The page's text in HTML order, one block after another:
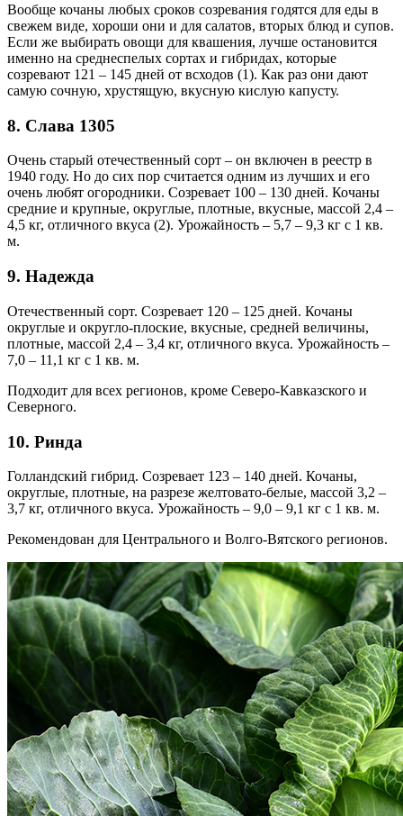
Вообще кочаны любых сроков созревания годятся для еды в
свежем виде, хороши они и для салатов, вторых блюд и супов.
Если же выбирать овощи для квашения, лучше остановится
именно на среднеспелых сортах и гибридах, которые
созревают 121 – 145 дней от всходов (1). Как раз они дают
самую сочную, хрустящую, вкусную кислую капусту.
8. Слава 1305
Очень старый отечественный сорт – он включен в реестр в
1940 году. Но до сих пор считается одним из лучших и его
очень любят огородники. Созревает 100 – 130 дней. Кочаны
средние и крупные, округлые, плотные, вкусные, массой 2,4 –
4,5 кг, отличного вкуса (2). Урожайность – 5,7 – 9,3 кг с 1 кв.
м.
9. Надежда
Отечественный сорт. Созревает 120 – 125 дней. Кочаны
округлые и округло-плоские, вкусные, средней величины,
плотные, массой 2,4 – 3,4 кг, отличного вкуса. Урожайность –
7,0 – 11,1 кг с 1 кв. м.
Подходит для всех регионов, кроме Северо-Кавказского и
Северного.
10. Ринда
Голландский гибрид. Созревает 123 – 140 дней. Кочаны,
округлые, плотные, на разрезе желтовато-белые, массой 3,2 –
3,7 кг, отличного вкуса. Урожайность – 9,0 – 9,1 кг с 1 кв. м.
Рекомендован для Центрального и Волго-Вятского регионов.